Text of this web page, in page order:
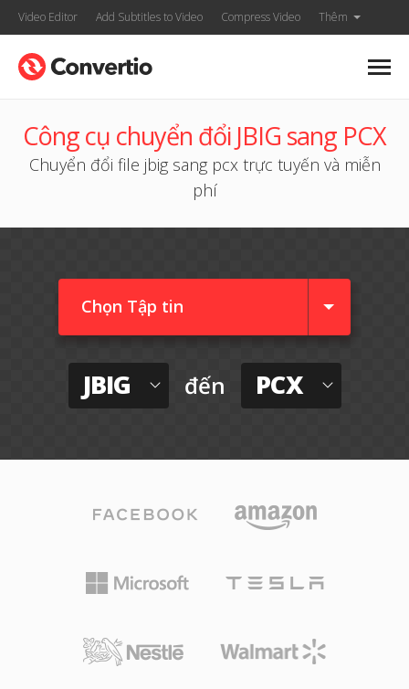
Video Editor Add Subtitles to Video Compress Video Thêm
Công cụ chuyển đổi JBIG sang PCX
Chuyển đổi file jbig sang pcx trực tuyến và miễn
phí
Chọn Tập tin
JBIG đến PCX